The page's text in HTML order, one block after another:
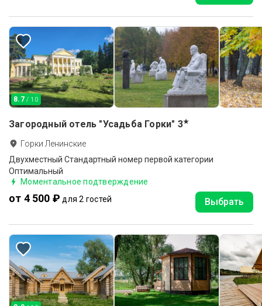
8.7 / 10
Загородный отель "Усадьба Горки" 3★
Горки Ленинские
Двухместный Стандартный номер первой категории
Оптимальный
Моментальное подтверждение
от 4 500 ₽ для 2 гостей Выбрать